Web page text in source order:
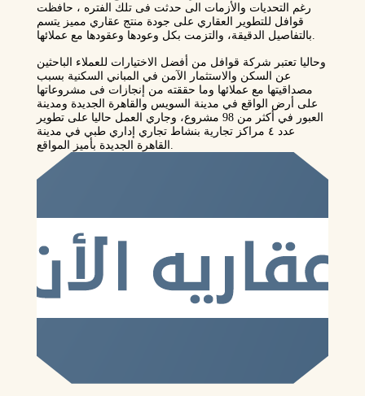
رغم التحديات والأزمات الى حدثت فى تلك الفتره ، حافظت
قوافل للتطوير العقاري على جودة منتج عقاري مميز يتسم
وحاليا تعتبر شركة قوافل من أفضل الاختيارات للعملاء الباحثين
عن السكن والاستثمار الآمن في المباني السكنية بسبب
مصداقيتها مع عملائها وما حققته من إنجازات فى مشروعاتها
على أرض الواقع في مدينة السويس والقاهرة الجديدة ومدينة
العبور في أكثر من 98 مشروع، وجاري العمل حاليا على تطوير
عدد ٤ مراكز تجارية بنشاط تجاري إداري طبي في مدينة